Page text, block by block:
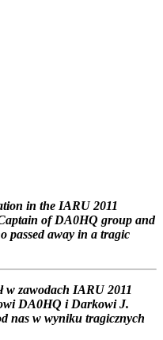
in the IARU 2011
of DA0HQ group and
passed away in a tragic
w zawodach IARU 2011
DA0HQ i Darkowi J.
nas w wyniku tragicznych